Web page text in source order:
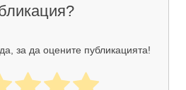
за да оцените публикацията!